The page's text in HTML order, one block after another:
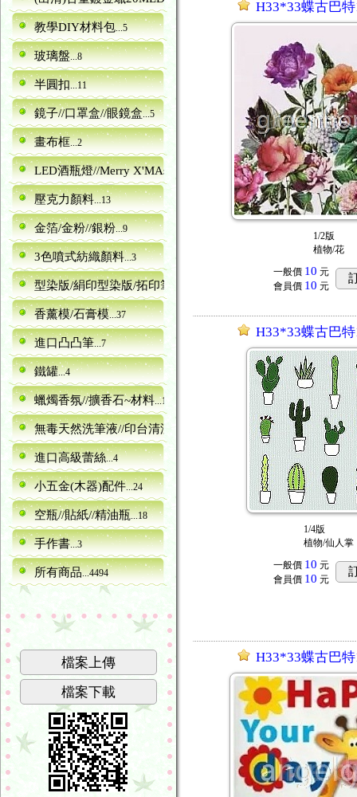
教學DIY材料包...5
玻璃盤...8
半圓扣...11
鏡子//口罩盒//眼鏡盒...5
畫布框...2
LED酒瓶燈//Merry X'MAs字型
壓克力顏料...13
金箔/金粉//銀粉...9
3色噴式紡織顏料...3
型染版/絹印型染版/拓印筆
香薰模/石膏模...37
進口凸凸筆...7
鐵罐...4
蠟燭香氛//擴香石~材料...16
無毒天然洗筆液//印台清潔劑
進口高級蕾絲...4
小五金(木器)配件...24
空瓶//貼紙//精油瓶...18
手作書...3
所有商品...4494
檔案上傳
檔案下載
H33*33蝶古巴
1/2版
植物/花
一般價 10 元
會員價 10 元
H33*33蝶古巴
1/4版
植物/仙人掌
一般價 10 元
會員價 10 元
H33*33蝶古巴